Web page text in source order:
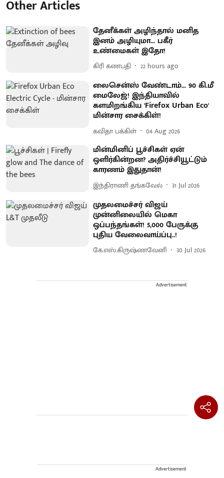
Other Articles
தேனீக்கள் அழிந்தால் மனித
இனம் அழியுமா... பகீர்
உண்மைகள் இதோ!
கிரி கணபதி 22 hours ago
லைசென்ஸ் வேண்டாம்... 90 கி.மீ
மைலேஜ்! இந்தியாவில்
களமிறங்கிய 'Firefox Urban Eco'
மின்சார சைக்கிள்!
கவிதா பக்கிள் 04 Aug 2026
மின்மினிப் பூச்சிகள் ஏன்
ஒளிர்கின்றன? அதிர்ச்சியூட்டும்
காரணம் இதுதான்!
இந்திராணி தங்கவேல் 31 Jul 2026
முதலமைச்சர் விஜய்
முன்னிலையில் மெகா
ஒப்பந்தங்கள்! 5,000 பேருக்கு
புதிய வேலைவாய்ப்பு..!
கே.எஸ்.கிருஷ்ணவேனி 30 Jul 2026
Advertisement
Advertisement